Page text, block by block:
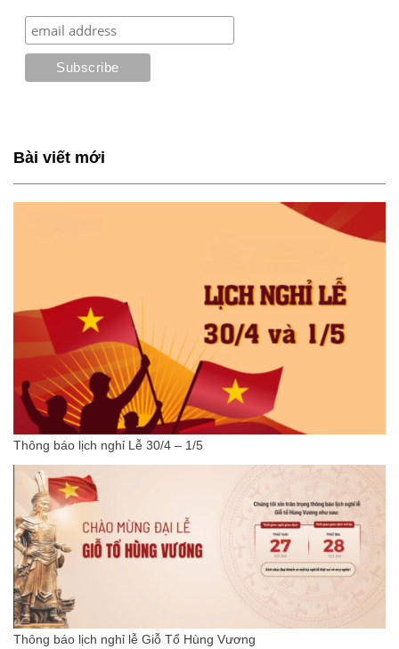
Bài viết mới
Thông báo lịch nghỉ Lễ 30/4 – 1/5
Thông báo lịch nghỉ lễ Giỗ Tổ Hùng Vương